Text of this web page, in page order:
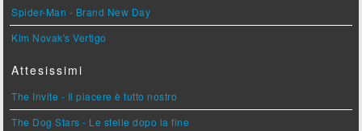
Spider-Man - Brand New Day
Kim Novak's Vertigo
Attesissimi
The Invite - Il piacere è tutto nostro
The Dog Stars - Le stelle dopo la fine